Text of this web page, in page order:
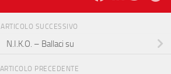
ARTICOLO SUCCESSIVO
N.I.K.O. – Ballaci su
ARTICOLO PRECEDENTE